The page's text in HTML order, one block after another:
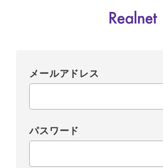
メールアドレス
パスワード